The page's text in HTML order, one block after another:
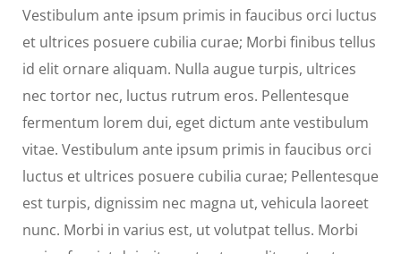
Vestibulum ante ipsum primis in faucibus orci luctus
et ultrices posuere cubilia curae; Morbi finibus tellus
id elit ornare aliquam. Nulla augue turpis, ultrices
nec tortor nec, luctus rutrum eros. Pellentesque
fermentum lorem dui, eget dictum ante vestibulum
vitae. Vestibulum ante ipsum primis in faucibus orci
luctus et ultrices posuere cubilia curae; Pellentesque
est turpis, dignissim nec magna ut, vehicula laoreet
nunc. Morbi in varius est, ut volutpat tellus. Morbi